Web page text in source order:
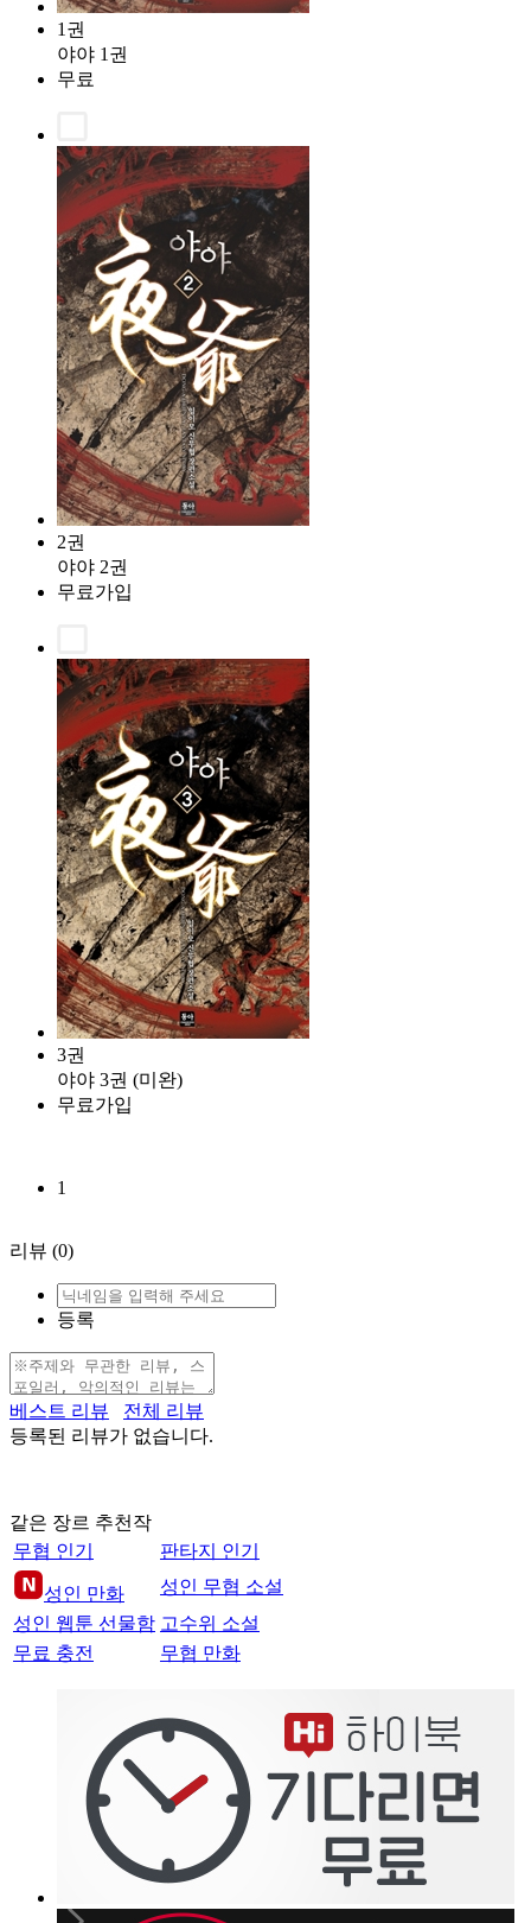
1권
야야 1권
무료
2권
야야 2권
무료가입
3권
야야 3권 (미완)
무료가입
1
리뷰 (0)
등록
베스트 리뷰
전체 리뷰
등록된 리뷰가 없습니다.
같은 장르 추천작
무협 인기
판타지 인기
성인 만화
성인 무협 소설
성인 웹툰 선물함 고수위 소설
무료 충전
무협 만화